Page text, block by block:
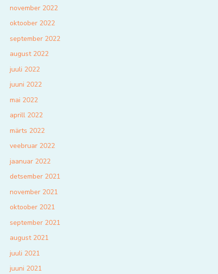
november 2022
oktoober 2022
september 2022
august 2022
juuli 2022
juuni 2022
mai 2022
aprill 2022
märts 2022
veebruar 2022
jaanuar 2022
detsember 2021
november 2021
oktoober 2021
september 2021
august 2021
juuli 2021
juuni 2021